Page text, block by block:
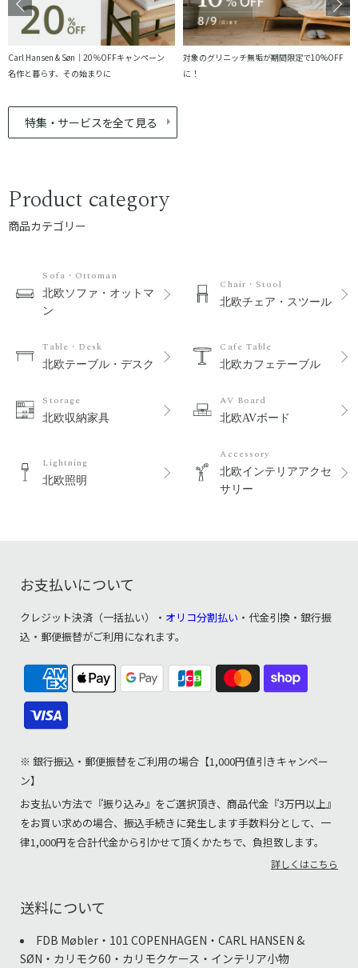
Carl Hansen & Søn｜20％OFFキャンペーン
名作と暮らす、その始まりに
対象のグリニッチ無垢が期間限定で10%OFF
に！
特集・サービスを全て見る
Product category
商品カテゴリー
Sofa・Ottoman
北欧ソファ・オットマ
ン
Chair・Stool
北欧チェア・スツール
Table・Desk
北欧テーブル・デスク
Cafe Table
北欧カフェテーブル
Storage
北欧収納家具
AV Board
北欧AVボード
Lightning
北欧照明
Accessory
北欧インテリアアクセ
サリー
お支払いについて
クレジット決済（一括払い）・ オリコ分割払い ・代金引換・銀行振
込・郵便振替がご利用になれます。
※ 銀行振込・郵便振替をご利用の場合【1,000円値引きキャンペー
ン】
お支払い方法で『振り込み』をご選択頂き、商品代金『3万円以上』
をお買い求めの場合、振込手続きに発生します手数料分として、一
律1,000円を合計代金から引かせて頂くかたちで、負担致します。
詳しくはこちら
送料について
FDB Møbler・101 COPENHAGEN・CARL HANSEN &
SØN・カリモク60・カリモクケース・インテリア小物